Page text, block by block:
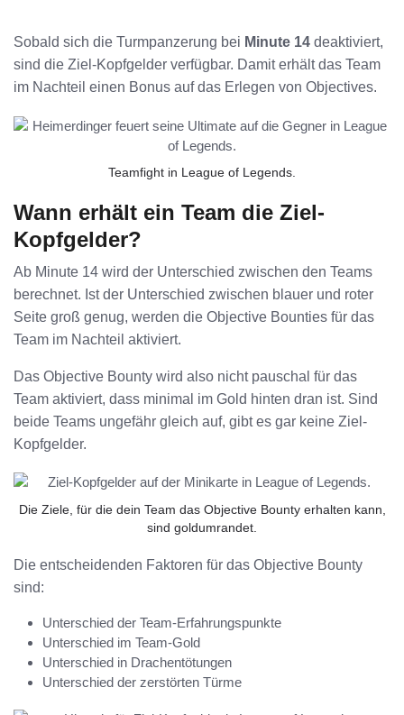
Sobald sich die Turmpanzerung bei Minute 14 deaktiviert,
sind die Ziel-Kopfgelder verfügbar. Damit erhält das Team
im Nachteil einen Bonus auf das Erlegen von Objectives.
Teamfight in League of Legends.
Wann erhält ein Team die Ziel-
Kopfgelder?
Ab Minute 14 wird der Unterschied zwischen den Teams
berechnet. Ist der Unterschied zwischen blauer und roter
Seite groß genug, werden die Objective Bounties für das
Team im Nachteil aktiviert.
Das Objective Bounty wird also nicht pauschal für das
Team aktiviert, dass minimal im Gold hinten dran ist. Sind
beide Teams ungefähr gleich auf, gibt es gar keine Ziel-
Kopfgelder.
Die Ziele, für die dein Team das Objective Bounty erhalten kann,
sind goldumrandet.
Die entscheidenden Faktoren für das Objective Bounty
sind:
Unterschied der Team-Erfahrungspunkte
Unterschied im Team-Gold
Unterschied in Drachentötungen
Unterschied der zerstörten Türme